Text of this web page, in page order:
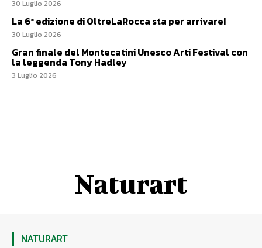
30 Luglio 2026
La 6ª edizione di OltreLaRocca sta per arrivare!
30 Luglio 2026
Gran finale del Montecatini Unesco Arti Festival con
la leggenda Tony Hadley
3 Luglio 2026
Naturart
NATURART